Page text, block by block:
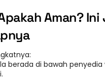
Aman?
berada di bawah